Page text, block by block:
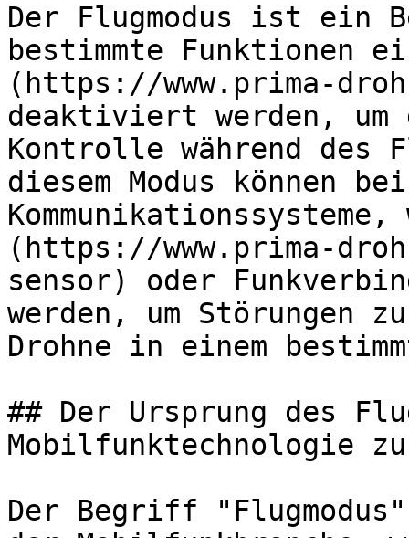
Der Flugmodus ist ein
bestimmte Funktionen
(https://www.prima-
deaktiviert werden,
Kontrolle während des
diesem Modus können
(https://www.prima-
sensor) oder
werden, um Störungen
Drohne in einem
## Der Ursprung des
Mobilfunktechnologie
Der Begriff